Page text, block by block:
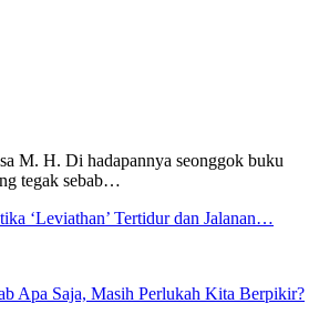
M. H. Di hadapannya seonggok buku
tegak sebab…
‘Leviathan’ Tertidur dan Jalanan…
Apa Saja, Masih Perlukah Kita Berpikir?